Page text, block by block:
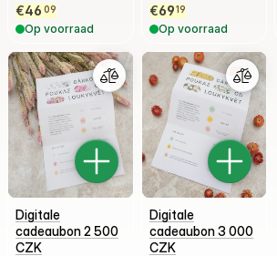
€46 09
Op voorraad
€6919
Op voorraad
Digitale
cadeaubon 2 500
CZK
Digitale
cadeaubon 3 000
CZK